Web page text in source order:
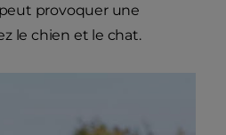
peut provoquer une
le chien et le chat.